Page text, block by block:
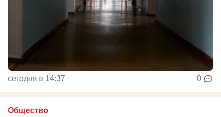
сегодня в 14:37 0
Общество